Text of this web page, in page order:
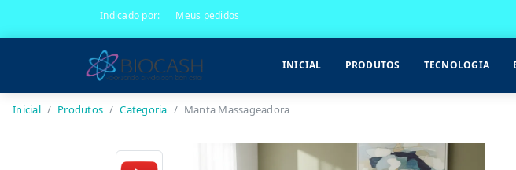
Indicado por: Meus pedidos
INICIAL PRODUTOS TECNOLOGIA
Inicial Produtos Categoria Manta Massageadora